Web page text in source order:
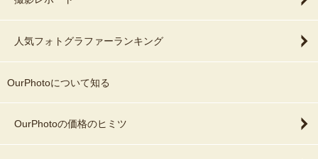
人気フォトグラファーランキング
OurPhotoについて知る
OurPhotoの価格のヒミツ